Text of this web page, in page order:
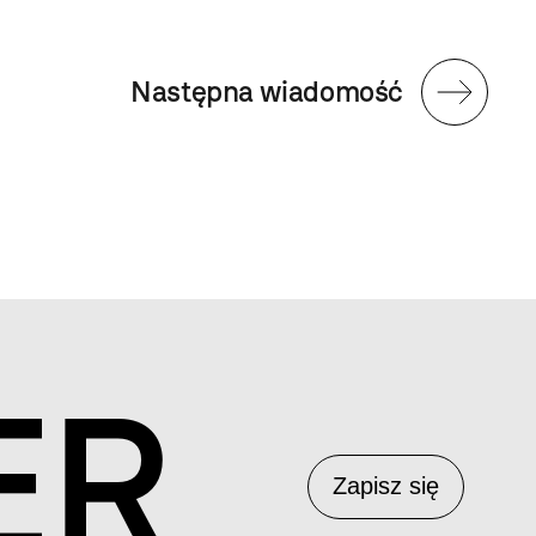
Następna wiadomość
Zapisz się